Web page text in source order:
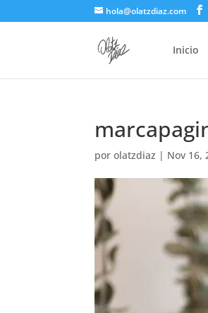
hola@olatzdiaz.com
Inicio
porolatzdiaz | Nov 16,